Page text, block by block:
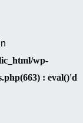
wp-
: eval()'d